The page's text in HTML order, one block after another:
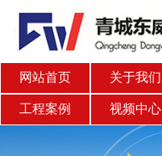
网站首页 关于我们
工程案例 视频中心